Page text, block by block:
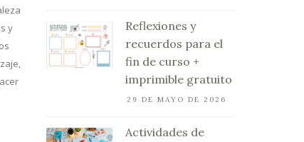
y
Reflexiones y
recuerdos para el
fin de curso +
imprimible gratuito
29 DE MAYO DE 2026
Actividades de